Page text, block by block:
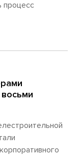
процесс